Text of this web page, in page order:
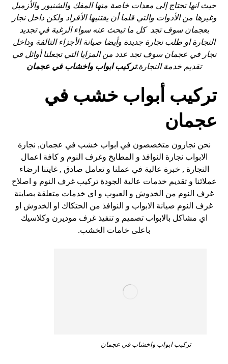
حيث انها تحتاج إلى معدات خاصة منها المفك والشنيور والأزميل
وغيرها من الأدوات والتي قلما أن يقتنيها الأفراد ولكن داخل نجار
بعجمان سوف تجد كل ما تبحث عنه سواء الرغبة في تجديد
النجارة او طلب نجارة جديدة وأيضا صيانة الأجزاء التالفة وداخل
نجار في عجمان سوف تجد عدد من المزايا التي تجعلنا أوائل في
تقديم خدمة النجارة.تركيب ابواب واخشاب في عجمان
تركيب أبواب خشب في
عجمان
نحن نجارون متخصصون في ابواب خشب في عجمان, نجارة
الابواب نجارة النوافذ و المطابخ وغرف النوم و كافة اعمال
النجارة , خبرة عالية في عملنا و تعامل صادق , غايتنا ارضاء
عملائنا و تقديم خدمات عالية الجودة تركيب غرف النوم و اصلاح
غرف النوم من الخدوش و العيوب و اي خدمات متعلقة بصاينة
غرف النوم صيانة الابواب و النوافذ من الحتكاك او الخدوش او
اي مشاكل بالابواب تصميم و تنفيذ غرف موديرن وكلاسيك
باعلى خامات الخشب.
تركيب ابواب واخشاب في عجمان